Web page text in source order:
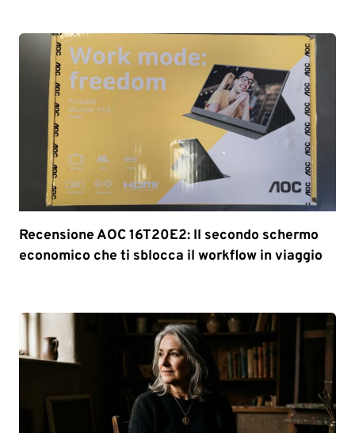
Recensione AOC 16T20E2: Il secondo schermo
economico che ti sblocca il workflow in viaggio